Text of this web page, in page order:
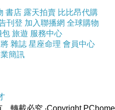
書店 露天拍賣 比比昂代購
刊登 加入聯播網 全球購物
包 旅遊 服務中心
雜誌 星座命理 會員中心
簡訊
、轉載必究 ‧Copyright PChome